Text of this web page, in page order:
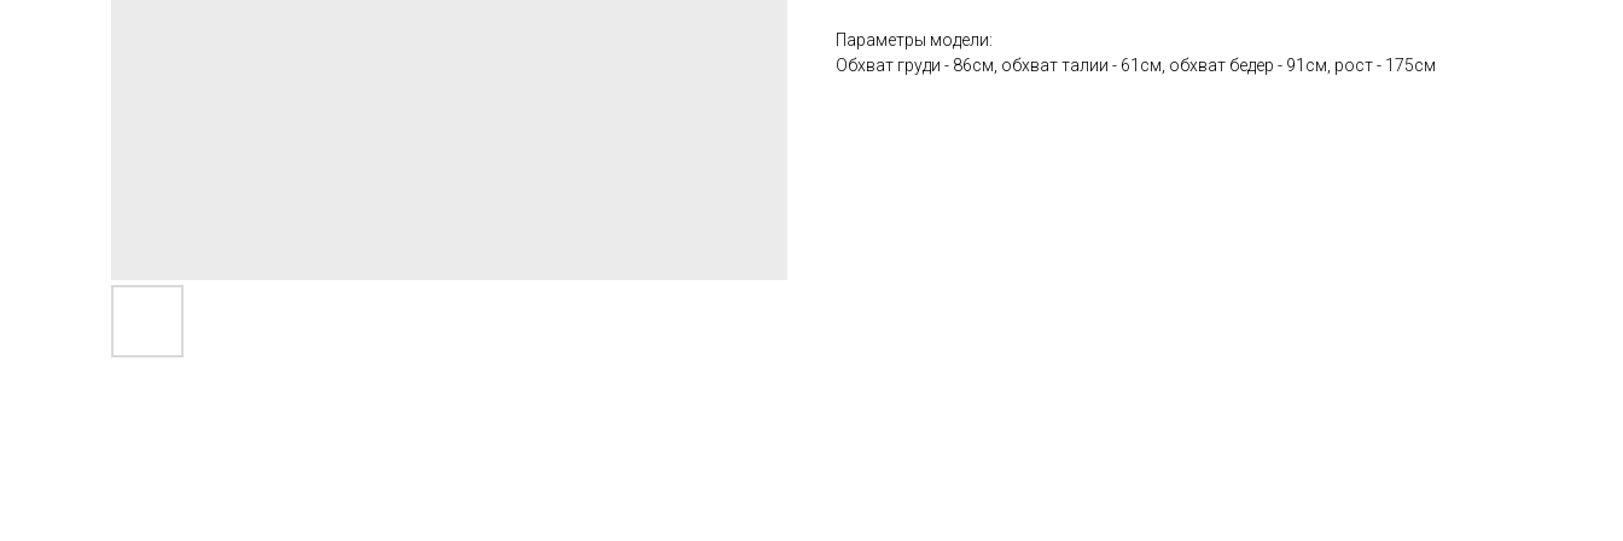
Параметры модели:
Обхват груди - 86см, обхват талии - 61см, обхват бедер - 91см, рост - 175см